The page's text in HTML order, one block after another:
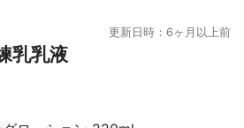
更新日時：6ヶ月以上前
乳乳液